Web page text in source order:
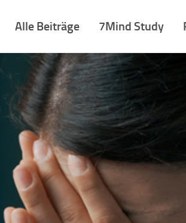
Alle Beiträge 7Mind Study